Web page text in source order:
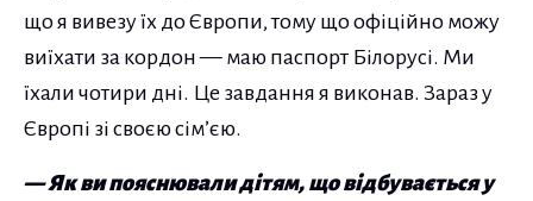
що я вивезу їх до Європи, тому що офіційно можу
виїхати за кордон — маю паспорт Білорусі. Ми
їхали чотири дні. Це завдання я виконав. Зараз у
Європі зі своєю сім’єю.
— Як ви пояснювали дітям, що відбувається у